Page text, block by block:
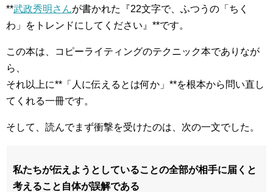
**武政秀明さんが書かれた『22文字で、ふつうの「ちく
わ」をトレンドにしてください』**です。
この本は、コピーライティングのテクニック本でありなが
ら、
それ以上に**「人に伝えるとは何か」**を根本から問い直し
てくれる一冊です。
そして、読んでまず衝撃を受けたのは、次の一文でした。
私たちが伝えようとしていることの全部が相手に届くと
考えること自体が誤解である